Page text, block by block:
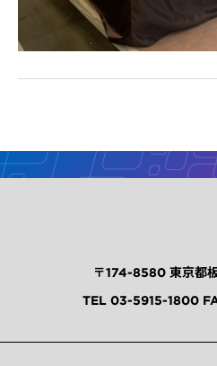
〒174-8580 東京都
TEL 03-5915-1800